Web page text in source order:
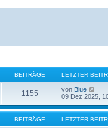
BEITRÄGE LETZTER
1155 von Blue
e
e
s
09 Dez 2025,
BEITRÄGE LETZTER